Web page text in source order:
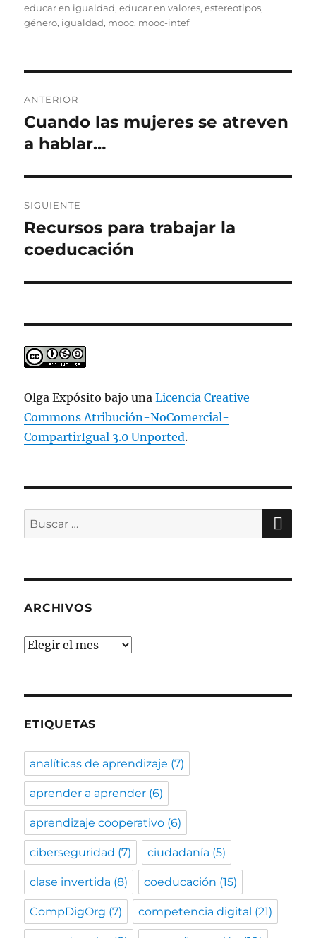
educar en igualdad,educar en valores,estereotipos,
género, igualdad, mooc, mooc-intef
de
entradas
ANTERIOR
Entrada
anterior:
Cuando las mujeres se atreven
a hablar…
SIGUIENTE
Entrada
siguiente:
Recursos para trabajar la
coeducación
Olga Expósito bajo unaLicencia Creative
Commons Atribución-NoComercial-
CompartirIgual 3.0 Unported.
Buscar
por:
ARCHIVOS
Archivos
ETIQUETAS
analíticas de aprendizaje (7)
aprender a aprender (6)
aprendizaje cooperativo (6)
ciberseguridad (7) ciudadanía (5)
clase invertida (8) coeducación (15)
CompDigOrg (7) competencia digital (21)